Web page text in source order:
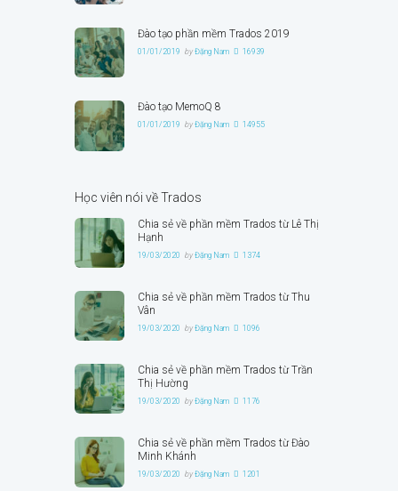
Đào tạo phần mềm Trados 2019
01/01/2019 byĐặng Nam 16939
Đào tạo MemoQ 8
01/01/2019 byĐặng Nam 14955
Học viên nói về Trados
Chia sẻ về phần mềm Trados từ Lê Thị
Hạnh
19/03/2020 byĐặng Nam 1374
Chia sẻ về phần mềm Trados từ Thu
Vân
19/03/2020 byĐặng Nam 1096
Chia sẻ về phần mềm Trados từ Trần
Thị Hường
19/03/2020 byĐặng Nam 1176
Chia sẻ về phần mềm Trados từ Đào
Minh Khánh
19/03/2020 byĐặng Nam 1201